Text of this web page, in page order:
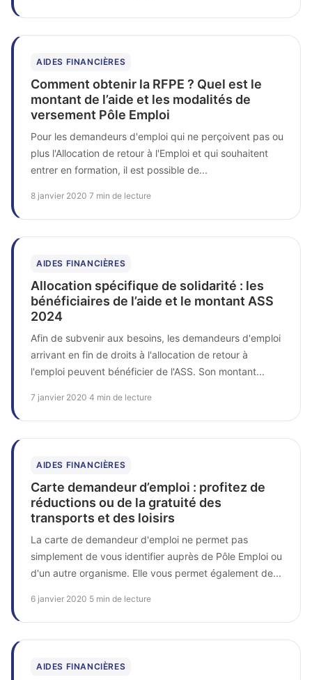
AIDES FINANCIÈRES
Comment obtenir la RFPE ? Quel est le
montant de l’aide et les modalités de
versement Pôle Emploi
Pour les demandeurs d'emploi qui ne perçoivent pas ou
plus l'Allocation de retour à l'Emploi et qui souhaitent
entrer en formation, il est possible de...
8 janvier 2020 7 min de lecture
AIDES FINANCIÈRES
Allocation spécifique de solidarité : les
bénéficiaires de l’aide et le montant ASS
2024
Afin de subvenir aux besoins, les demandeurs d'emploi
arrivant en fin de droits à l'allocation de retour à
l'emploi peuvent bénéficier de l'ASS. Son montant...
7 janvier 2020 4 min de lecture
AIDES FINANCIÈRES
Carte demandeur d’emploi : profitez de
réductions ou de la gratuité des
transports et des loisirs
La carte de demandeur d'emploi ne permet pas
simplement de vous identifier auprès de Pôle Emploi ou
d'un autre organisme. Elle vous permet également de...
6 janvier 2020 5 min de lecture
AIDES FINANCIÈRES